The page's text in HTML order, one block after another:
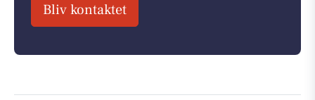
Bliv kontaktet